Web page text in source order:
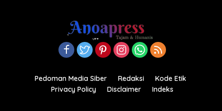
Pedoman Media Siber Redaksi
Kode Etik
Privacy Policy
Disclaimer
Indeks